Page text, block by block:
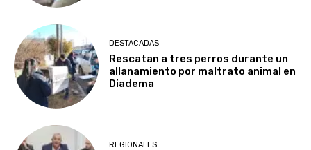
DESTACADAS
Rescatan a tres perros durante un
allanamiento por maltrato animal en
Diadema
REGIONALES